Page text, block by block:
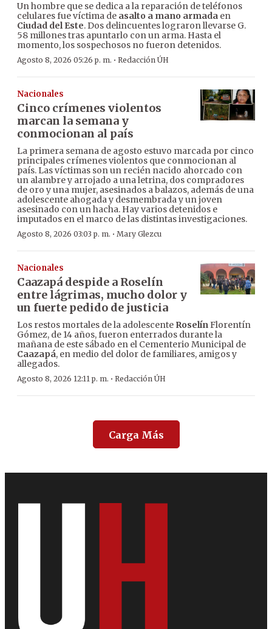
Un hombre que se dedica a la reparación de teléfonos
celulares fue víctima de asalto a mano armada en
Ciudad del Este. Dos delincuentes lograron llevarse G.
58 millones tras apuntarlo con un arma. Hasta el
momento, los sospechosos no fueron detenidos.
Agosto 8, 2026 05:26 p. m. · Redacción ÚH
Nacionales
Cinco crímenes violentos
marcan la semana y
conmocionan al país
La primera semana de agosto estuvo marcada por cinco
principales crímenes violentos que conmocionan al
país. Las víctimas son un recién nacido ahorcado con
un alambre y arrojado a una letrina, dos compradores
de oro y una mujer, asesinados a balazos, además de una
adolescente ahogada y desmembrada y un joven
asesinado con un hacha. Hay varios detenidos e
imputados en el marco de las distintas investigaciones.
Agosto 8, 2026 03:03 p. m. · Mary Glezcu
Nacionales
Caazapá despide a Roselín
entre lágrimas, mucho dolor y
un fuerte pedido de justicia
Los restos mortales de la adolescente RoselínFlorentín
Gómez, de 14 años, fueron enterrados durante la
mañana de este sábado en el Cementerio Municipal de
Caazapá, en medio del dolor de familiares, amigos y
allegados.
Agosto 8, 2026 12:11 p. m. · Redacción ÚH
Carga Más